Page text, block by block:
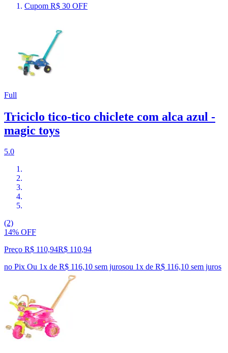
Cupom R$ 30 OFF
Full
Triciclo tico-tico chiclete com alca azul -
magic toys
5.0
(2)
14% OFF
Preço R$ 110,94R$ 110,94
no Pix Ou 1x de R$ 116,10 sem jurosou 1x de R$ 116,10 sem juros